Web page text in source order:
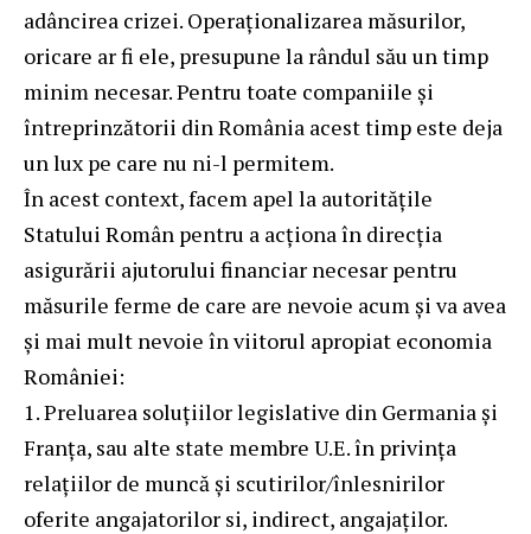
adâncirea crizei. Operaționalizarea măsurilor,
oricare ar fi ele, presupune la rândul său un timp
minim necesar. Pentru toate companiile și
întreprinzătorii din România acest timp este deja
un lux pe care nu ni-l permitem.
În acest context, facem apel la autoritățile
Statului Român pentru a acționa în direcția
asigurării ajutorului financiar necesar pentru
măsurile ferme de care are nevoie acum și va avea
și mai mult nevoie în viitorul apropiat economia
României:
Preluarea soluțiilor legislative din Germania și
Franța, sau alte state membre U.E. în privința
relațiilor de muncă și scutirilor/înlesnirilor
oferite angajatorilor si, indirect, angajaților.